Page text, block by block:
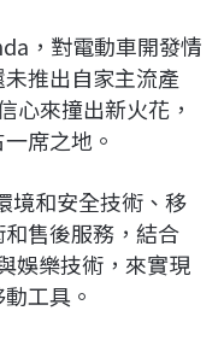
，對電動車開發情
推出自家主流產
心來撞出新火花，
席之地。
境和安全技術、移
售後服務，結合
娛樂技術，來實現
工具。